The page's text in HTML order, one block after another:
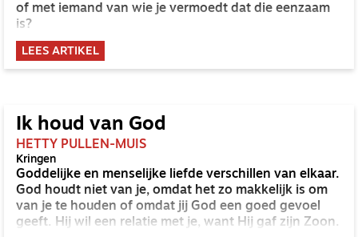
of met iemand van wie je vermoedt dat die eenzaam
is?
LEES ARTIKEL
Ik houd van God
HETTY PULLEN-MUIS
Kringen
Goddelijke en menselijke liefde verschillen van elkaar.
God houdt niet van je, omdat het zo makkelijk is om
van je te houden of omdat jij God een goed gevoel
geeft. Hij wil een relatie met je, want Hij gaf zijn Zoon.